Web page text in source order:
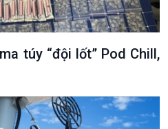
túy “đội lốt” Pod Chill,